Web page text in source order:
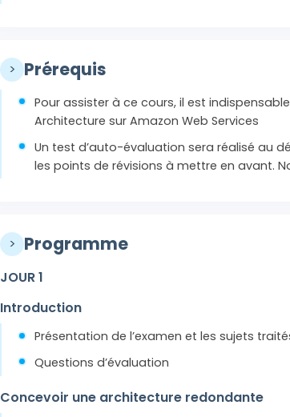
> Prérequis
Pour assister à ce cours, il est
Architecture sur Amazon Web Services
Un test d’auto-évaluation sera réalisé au
les points de révisions à mettre en avant.
> Programme
JOUR 1
Introduction
Présentation de l’examen et les sujets
Questions d’évaluation
Concevoir une architecture redondante